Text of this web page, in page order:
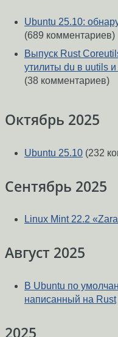
Ubuntu 25.10:
(689 комментариев)
Выпуск Rust
утилиты du в uutils
(38 комментариев)
Октябрь 2025
Ubuntu 25.10 (232
Сентябрь 2025
Linux Mint 22.2
Август 2025
В Ubuntu по
написанный на Rust
2025